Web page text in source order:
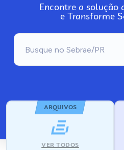
Encontre a solução
e Transforme
ARQUIVOS
VER TODOS